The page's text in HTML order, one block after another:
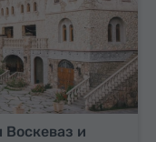
Воскеваз и